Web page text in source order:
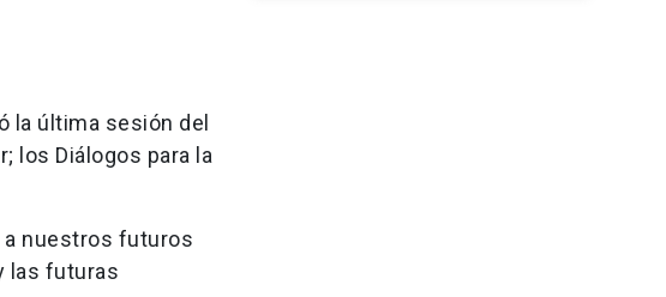
la última sesión del
los Diálogos para la
a nuestros futuros
las futuras